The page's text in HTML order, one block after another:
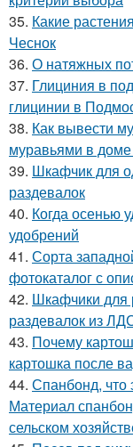
35. Какие
Чеснок
36. О натяжных
37. Глициния в
глицинии в
38. Как вывести
муравьями в доме
39. Шкафчик для
раздевалок
40. Когда осенью
удобрений
41. Сорта
фотокаталог с
42. Шкафчики для
раздевалок из
43. Почему
картошка после
44. Спанбонд, что
Материал
сельском